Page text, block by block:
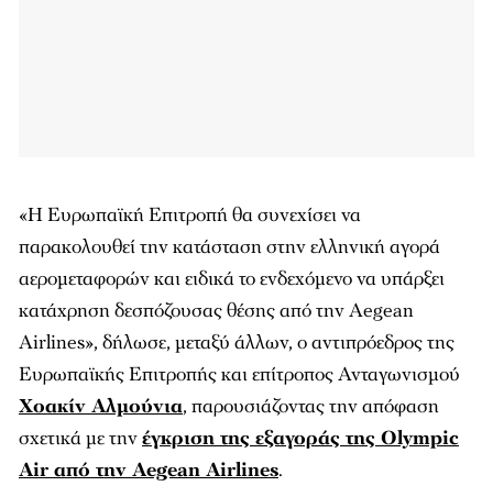
«Η Ευρωπαϊκή Επιτροπή θα συνεχίσει να
παρακολουθεί την κατάσταση στην ελληνική αγορά
αερομεταφορών και ειδικά το ενδεχόμενο να υπάρξει
κατάχρηση δεσπόζουσας θέσης από την Aegean
Airlines», δήλωσε, μεταξύ άλλων, ο αντιπρόεδρος της
Ευρωπαϊκής Επιτροπής και επίτροπος Ανταγωνισμού
Χοακίν Αλμούνια, παρουσιάζοντας την απόφαση
σχετικά με τηνέγκριση της εξαγοράς της Olympic
Air από την Aegean Airlines.